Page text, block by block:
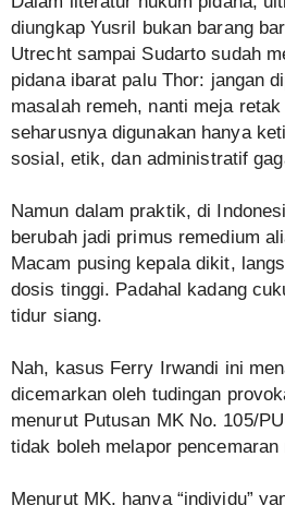
diungkap Yusril bukan barang
Utrecht sampai Sudarto sudah
pidana ibarat palu Thor: jangan
masalah remeh, nanti meja
seharusnya digunakan hanya
sosial, etik, dan administratif
Namun dalam praktik, di
berubah jadi primus remedium
Macam pusing kepala dikit,
dosis tinggi. Padahal kadang
tidur siang.
Nah, kasus Ferry Irwandi ini
dicemarkan oleh tudingan
menurut Putusan MK No. 105/
tidak boleh melapor pencemaran
Menurut MK, hanya “individu”